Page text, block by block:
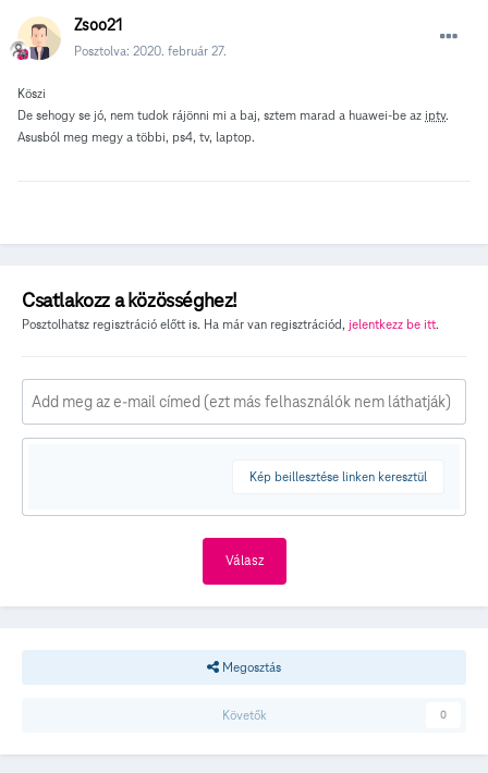
Zsoo21
Posztolva: 2020. február 27.
Köszi
De sehogy se jó, nem tudok rájönni mi a baj, sztem marad a huawei-be az iptv.
Asusból meg megy a többi, ps4, tv, laptop.
Csatlakozz a közösséghez!
Posztolhatsz regisztráció előtt is. Ha már van regisztrációd, jelentkezz be itt.
Kép beillesztése linken keresztül
Válasz
Megosztás
Követők 0